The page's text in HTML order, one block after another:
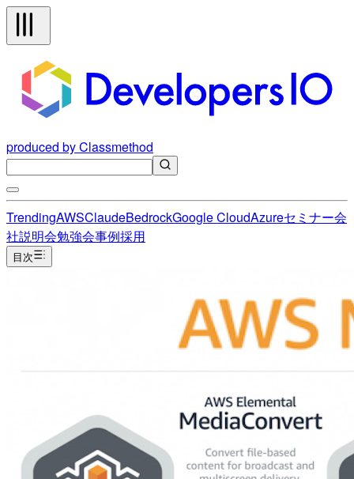
produced by Classmethod
TrendingAWSClaudeBedrockGoogle CloudAzureセミナー会
社説明会勉強会事例採用
目次